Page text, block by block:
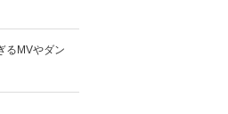
るMVやダン